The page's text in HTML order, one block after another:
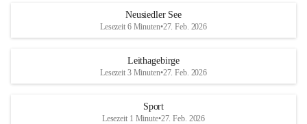
S
und den daraus folgenden wirtschaftlichen
Maßnahmen zur Bekämpfung
Rebe und der Amerikanischen
r
S
Neusiedler See
Lesezeit 6 Minuten•27. Feb. 2026
Leithagebirge
Lesezeit 3 Minuten•27. Feb. 2026
Sport
Lesezeit 1 Minute•27. Feb. 2026